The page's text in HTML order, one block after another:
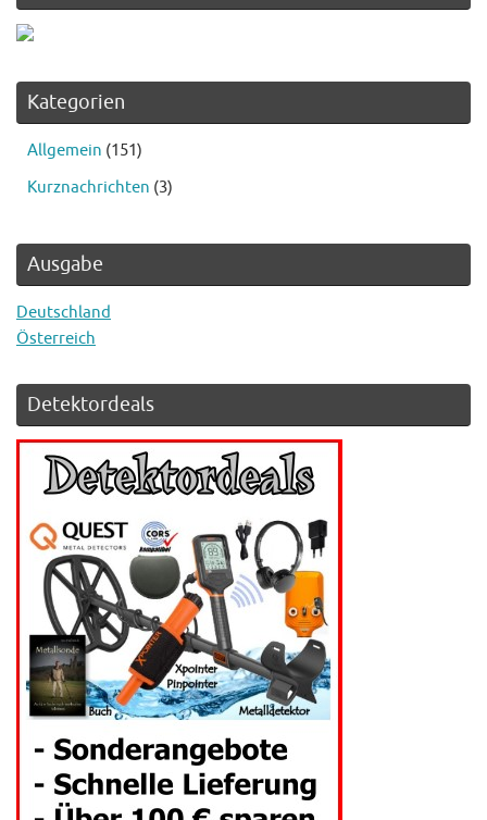
Kategorien
Allgemein (151)
Kurznachrichten (3)
Ausgabe
Deutschland
Österreich
Detektordeals